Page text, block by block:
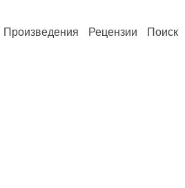
Произведения Рецензии Поиск